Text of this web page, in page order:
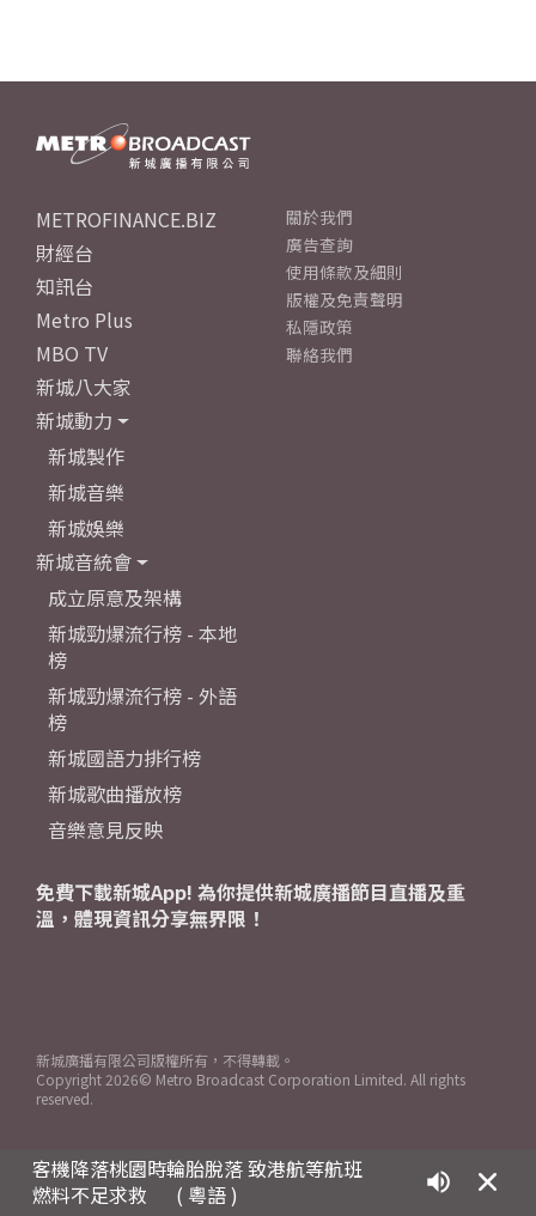
客機降落桃園時輪胎脫落 致港航等航班
燃料不足求救
( 粵語 )
METROFINANCE.BIZ
財經台
知訊台
Metro Plus
MBO TV
新城八大家
新城動力
新城製作
新城音樂
新城娛樂
新城音統會
成立原意及架構
新城勁爆流行榜 - 本地
榜
新城勁爆流行榜 - 外語
榜
新城國語力排行榜
新城歌曲播放榜
音樂意見反映
關於我們
廣告查詢
使用條款及細則
版權及免責聲明
私隱政策
聯絡我們
免費下載新城App! 為你提供新城廣播節目直播及重
溫，體現資訊分享無界限！
新城廣播有限公司版權所有，不得轉載。
Copyright 2026© Metro Broadcast Corporation Limited. All rights
reserved.